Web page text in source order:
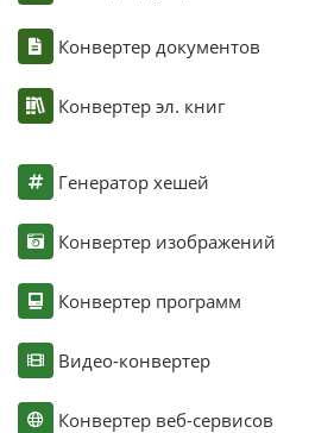
Конвертер документов
Конвертер эл. книг
Генератор хешей
Конвертер изображений
Конвертер программ
Видео-конвертер
Конвертер веб-сервисов